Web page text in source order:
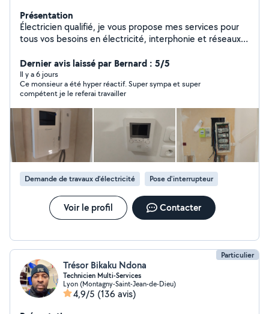
Présentation
Électricien qualifié, je vous propose mes services pour
tous vos besoins en électricité, interphonie et réseaux.
électriques, prises, éclairages et mises en sécurité. Pour
le courant faible, je m'occupe de la pose, du
remplacement et du dépannage de vos interphones,
visiophones et câblages réseau.
Dernier avis laissé par Bernard : 5/5
Il y a 6 jours
Ce monsieur a été hyper réactif. Super sympa et super
compétent je le referai travailler
Demande de travaux d’électricité Pose d'interrupteur
Voir le profil Contacter
Particulier
Trésor Bikaku Ndona
Technicien Multi-Services
Lyon (Montagny-Saint-Jean-de-Dieu)
4,9/5 (136 avis)